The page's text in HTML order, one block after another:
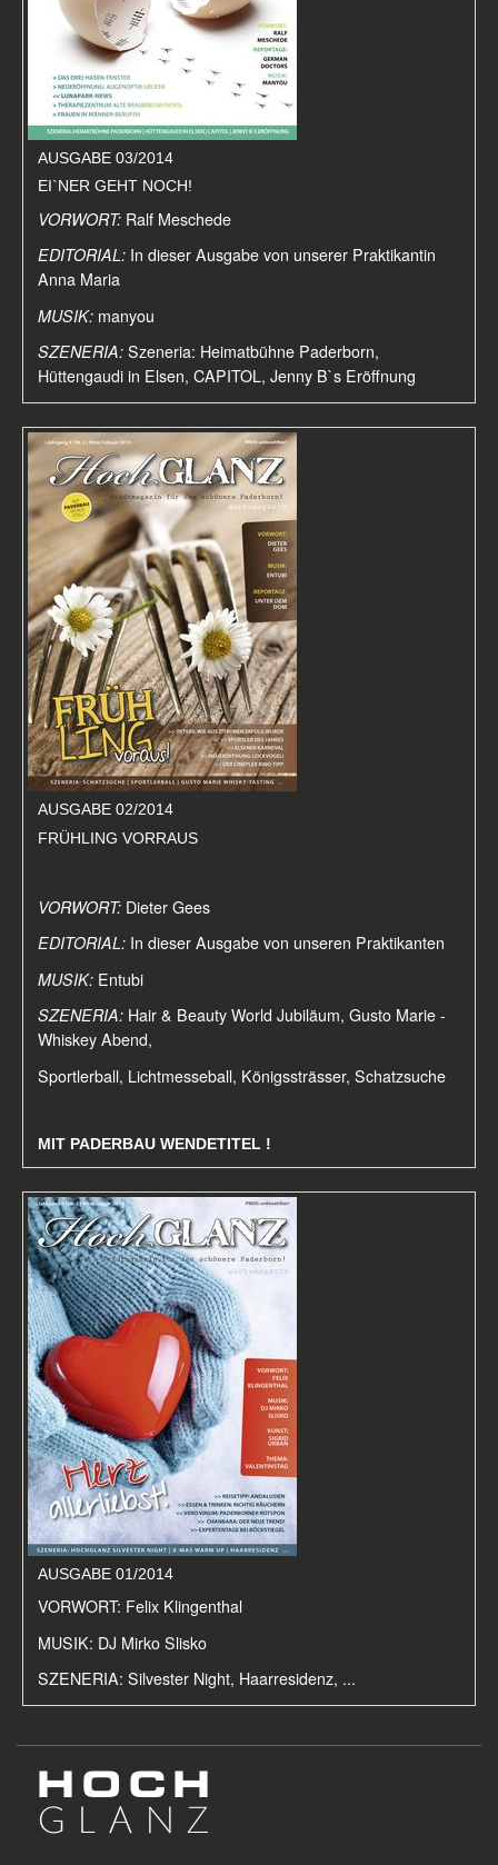
AUSGABE 03/2014
EI`NER GEHT NOCH!
VORWORT: Ralf Meschede
EDITORIAL: In dieser Ausgabe von unserer Praktikantin
Anna Maria
MUSIK: manyou
SZENERIA: Szeneria: Heimatbühne Paderborn,
Hüttengaudi in Elsen, CAPITOL, Jenny B`s Eröffnung
AUSGABE 02/2014
FRÜHLING VORRAUS
VORWORT: Dieter Gees
EDITORIAL: In dieser Ausgabe von unseren Praktikanten
MUSIK: Entubi
SZENERIA: Hair & Beauty World Jubiläum, Gusto Marie -
Whiskey Abend,
Sportlerball, Lichtmesseball, Königssträsser, Schatzsuche
MIT PADERBAU WENDETITEL !
AUSGABE 01/2014
VORWORT: Felix Klingenthal
MUSIK: DJ Mirko Slisko
SZENERIA: Silvester Night, Haarresidenz, ...